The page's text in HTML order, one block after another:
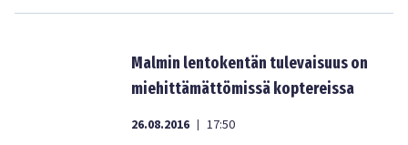
Malmin lentokentän tulevaisuus on
miehittämättömissä koptereissa
26.08.2016 | 17:50